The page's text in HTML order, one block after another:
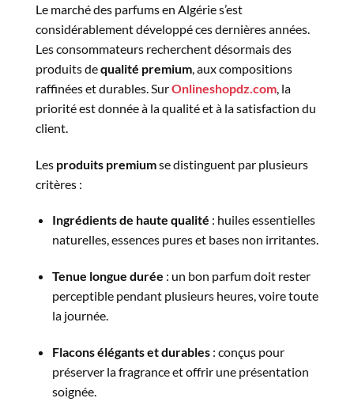
Le marché des parfums en Algérie s’est
considérablement développé ces dernières années.
Les consommateurs recherchent désormais des
produits dequalité premium , aux compositions
raffinées et durables. SurOnlineshopdz.com , la
priorité est donnée à la qualité et à la satisfaction du
client.
Les produits premiumse distinguent par plusieurs
critères :
Ingrédients de haute qualité : huiles essentielles
naturelles, essences pures et bases non irritantes.
Tenue longue durée : un bon parfum doit rester
perceptible pendant plusieurs heures, voire toute
la journée.
Flacons élégants et durables: conçus pour
préserver la fragrance et offrir une présentation
soignée.